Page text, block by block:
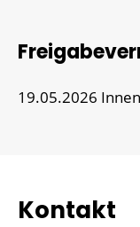
19.05.2026
Kontakt